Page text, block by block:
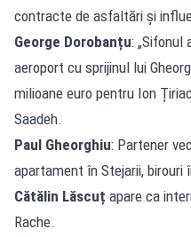
contracte de asfaltări și
George Dorobanțu: „Sifonul
aeroport cu sprijinul lui
milioane euro pentru Ion
Saadeh.
Paul Gheorghiu: Partener
apartament în Stejarii, birouri
Cătălin Lăscuț apare ca
Rache.